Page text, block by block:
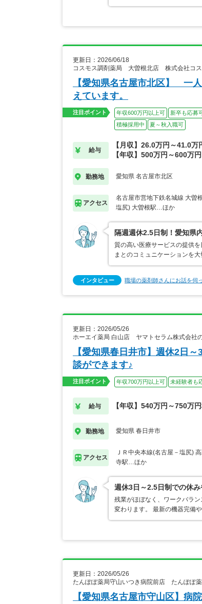
更新日：2026/06/18
コスモス調剤薬局 大曽根北店 株式会社コス
【愛知県名古屋市北区】 一
えています。
注目ポイント 年収600万円以上可 新卒も応募
積極採用中
夏～秋入職可
給与
【月収】26.0万円～41.0万
【年収】500万円～600万
勤務地 愛知県 名古屋市北区
アクセス
名古屋市営地下鉄名城線 大曽
塩尻) 大曽根駅…ほか
隔週週休2.5日制！愛知県
質の高い医療サービスの提供
まとのコミュニケーションを
インタビュー 職場の薬剤師さんにお話を伺
更新日：2026/05/26
ホーエイ薬局 白山店 ヤマトセラム株式会社
【愛知県春日井市】週休2日
談ができます♪
注目ポイント 年収700万円以上可 未経験者も
給与 【年収】540万円～750万
勤務地 愛知県 春日井市
アクセス
ＪＲ中央本線(名古屋－塩尻)
寺駅…ほか
週休3日～2.5日制での休
残業がほぼなく、ワークバラ
変わります。 最新の機器完備
更新日：2026/05/26
たんぽぽ薬局守山いつき病院前店 たんぽぽ
【愛知県名古屋市守山区】病